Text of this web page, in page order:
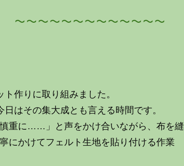
～～～～～～～～
作りに取り組みました。
はその集大成とも言える時間です。
慎重に……」と声をかけ合いながら、布を縫
にかけてフェルト生地を貼り付ける作業